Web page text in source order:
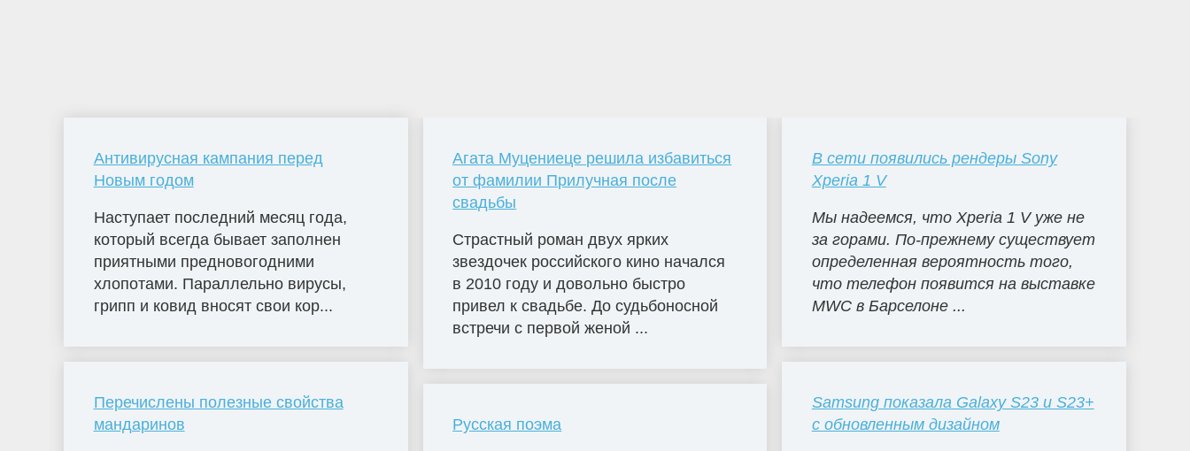
Антивирусная кампания перед
Новым годом
Наступает последний месяц года,
который всегда бывает заполнен
приятными предновогодними
хлопотами. Параллельно вирусы,
грипп и ковид вносят свои кор...
Перечислены полезные свойства
мандаринов
Агата Муцениеце решила избавиться
от фамилии Прилучная после
свадьбы
Страстный роман двух ярких
звездочек российского кино начался
в 2010 году и довольно быстро
привел к свадьбе. До судьбоносной
встречи с первой женой ...
Русская поэма
В сети появились рендеры Sony
Xperia 1 V
Мы надеемся, что Xperia 1 V уже не
за горами. По-прежнему существует
определенная вероятность того,
что телефон появится на выставке
MWC в Барселоне ...
Samsung показала Galaxy S23 и S23+
с обновленным дизайном